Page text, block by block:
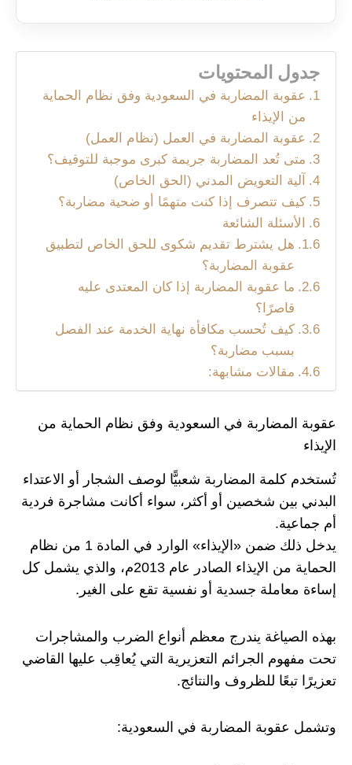
جدول المحتويات
عقوبة المضاربة في السعودية وفق نظام الحماية
من الإيذاء
عقوبة المضاربة في العمل (نظام العمل)
متى تُعد المضاربة جريمة كبرى موجبة للتوقيف؟
آلية التعويض المدني (الحق الخاص)
كيف تتصرف إذا كنت متهمًا أو ضحية مضاربة؟
الأسئلة الشائعة
هل يشترط تقديم شكوى للحق الخاص لتطبيق
عقوبة المضاربة؟
ما عقوبة المضاربة إذا كان المعتدى عليه
قاصرًا؟
كيف تُحسب مكافأة نهاية الخدمة عند الفصل
بسبب مضاربة؟
مقالات مشابهة:
عقوبة المضاربة في السعودية وفق نظام الحماية من
الإيذاء
تُستخدم كلمة المضاربة شعبيًّا لوصف الشجار أو الاعتداء
البدني بين شخصين أو أكثر، سواء أكانت مشاجرة فردية
أم جماعية.
يدخل ذلك ضمن «الإيذاء» الوارد في المادة 1 من نظام
الحماية من الإيذاء الصادر عام 2013م، والذي يشمل كل
إساءة معاملة جسدية أو نفسية تقع على الغير.
بهذه الصياغة يندرج معظم أنواع الضرب والمشاجرات
تحت مفهوم الجرائم التعزيرية التي يُعاقِب عليها القاضي
تعزيرًا تبعًا للظروف والنتائج.
وتشمل عقوبة المضاربة في السعودية: